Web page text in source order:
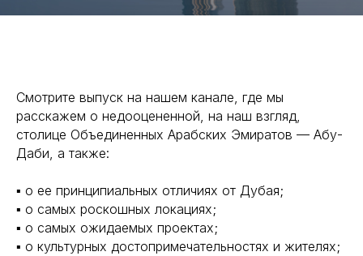
Смотрите выпуск на нашем канале, где мы
расскажем о недооцененной, на наш взгляд,
столице Объединенных Арабских Эмиратов — Абу-
Даби, а также:
▪️ о ее принципиальных отличиях от Дубая;
▪️ о самых роскошных локациях;
▪️ о самых ожидаемых проектах;
▪️ о культурных достопримечательностях и жителях;